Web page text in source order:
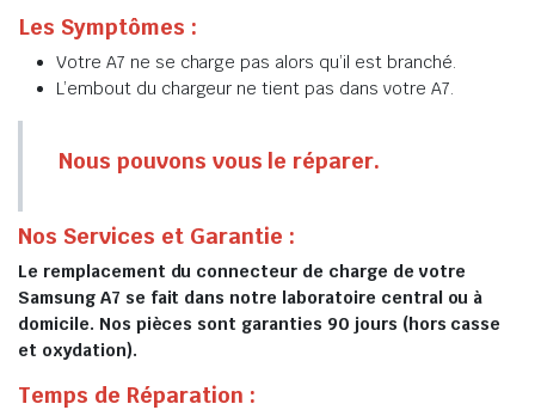
Les Symptômes :
Votre A7 ne se charge pas alors qu’il est branché.
L’embout du chargeur ne tient pas dans votre A7.
Nous pouvons vous le réparer.
Nos Services et Garantie :
Le remplacement du connecteur de charge de votre
Samsung A7 se fait dans notre laboratoire central ou à
domicile. Nos pièces sont garanties 90 jours (hors casse
et oxydation).
Temps de Réparation :